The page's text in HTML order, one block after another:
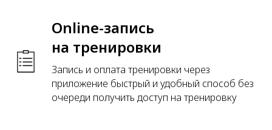
Online-запись
на тренировки
Запись и оплата тренировки через
приложение быстрый и удобный способ без
очереди получить доступ на тренировку